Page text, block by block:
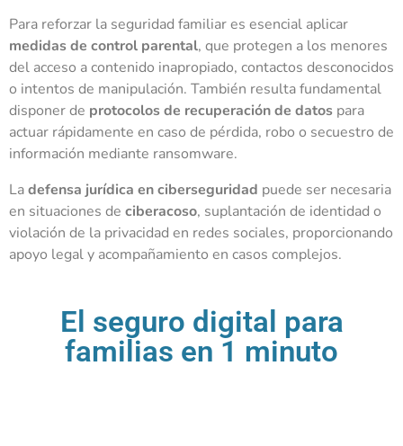
Para reforzar la seguridad familiar es esencial aplicar
medidas de control parental, que protegen a los menores
del acceso a contenido inapropiado, contactos desconocidos
o intentos de manipulación. También resulta fundamental
disponer de protocolos de recuperación de datos para
actuar rápidamente en caso de pérdida, robo o secuestro de
información mediante ransomware.
Ladefensa jurídica en ciberseguridad puede ser necesaria
en situaciones de ciberacoso, suplantación de identidad o
violación de la privacidad en redes sociales, proporcionando
apoyo legal y acompañamiento en casos complejos.
El seguro digital para
familias en 1 minuto